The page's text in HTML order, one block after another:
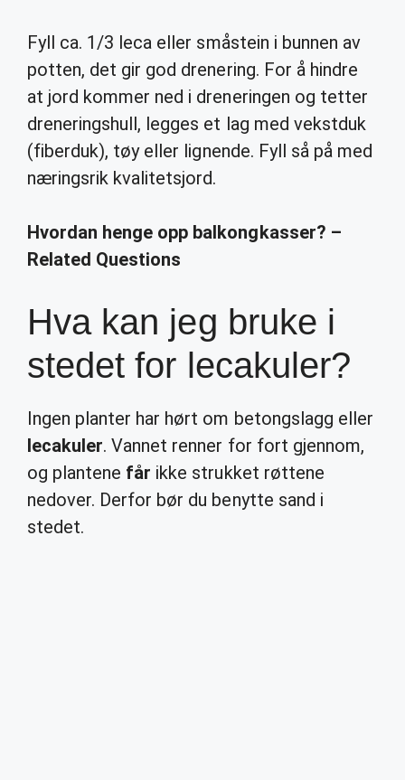
Fyll ca. 1/3 leca eller småstein i bunnen av
potten, det gir god drenering. For å hindre
at jord kommer ned i dreneringen og tetter
dreneringshull, legges et lag med vekstduk
(fiberduk), tøy eller lignende. Fyll så på med
næringsrik kvalitetsjord.
Hvordan henge opp balkongkasser? –
Related Questions
Hva kan jeg bruke i
stedet for lecakuler?
Ingen planter har hørt om betongslagg eller
lecakuler. Vannet renner for fort gjennom,
og plantene får ikke strukket røttene
nedover. Derfor bør du benytte sand i
stedet.